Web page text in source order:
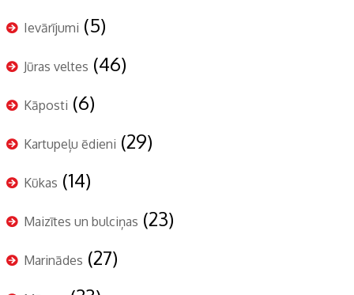
Ievārījumi (5)
Jūras veltes (46)
Kāposti (6)
Kartupeļu ēdieni (29)
Kūkas (14)
Maizītes un bulciņas (23)
Marinādes (27)